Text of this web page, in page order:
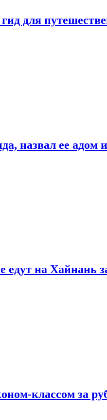
для
назвал ее адом
едут на
классом за